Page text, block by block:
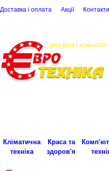
Доставка і оплата Акції Контакти
Кліматична
техніка
Краса та
здоров'я